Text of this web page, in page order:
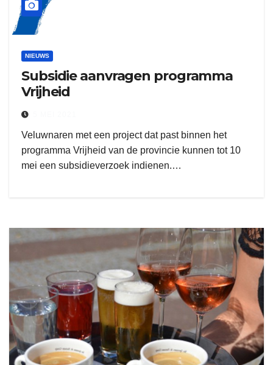
NIEUWS
Subsidie aanvragen programma
Vrijheid
Veluwnaren met een project dat past binnen het
programma Vrijheid van de provincie kunnen tot 10
mei een subsidieverzoek indienen.…